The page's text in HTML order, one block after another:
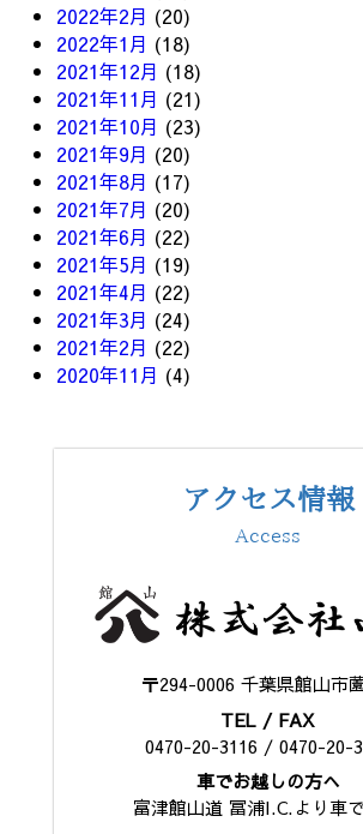
2022年2月 (20)
2022年1月 (18)
2021年12月 (18)
2021年11月 (21)
2021年10月 (23)
2021年9月 (20)
2021年8月 (17)
2021年7月 (20)
2021年6月 (22)
2021年5月 (19)
2021年4月 (22)
2021年3月 (24)
2021年2月 (22)
2020年11月 (4)
アクセス情報
Access
〒294-0006 千葉県館山市
TEL / FAX
0470-20-3116 / 0470-20-
車でお越しの方へ
富津館山道 冨浦I.C.より車